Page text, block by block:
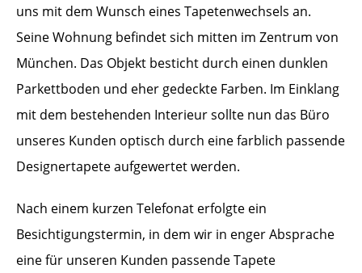
uns mit dem Wunsch eines Tapetenwechsels an.
Seine Wohnung befindet sich mitten im Zentrum von
München. Das Objekt besticht durch einen dunklen
Parkettboden und eher gedeckte Farben. Im Einklang
mit dem bestehenden Interieur sollte nun das Büro
unseres Kunden optisch durch eine farblich passende
Designertapete aufgewertet werden.
Nach einem kurzen Telefonat erfolgte ein
Besichtigungstermin, in dem wir in enger Absprache
eine für unseren Kunden passende Tapete